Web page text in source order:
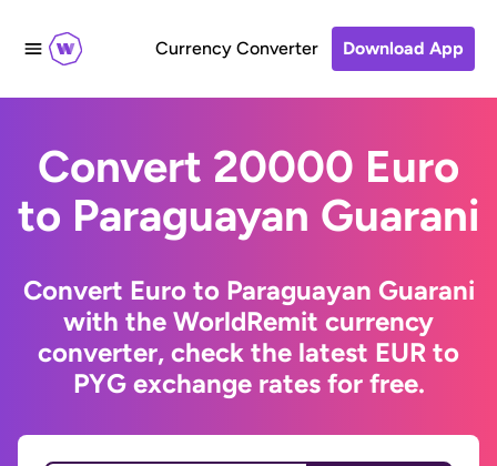
Currency Converter Download App
Convert 20000 Euro
to Paraguayan Guarani
Convert Euro to Paraguayan Guarani
with the WorldRemit currency
converter, check the latest EUR to
PYG exchange rates for free.